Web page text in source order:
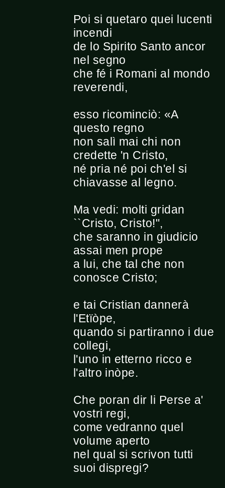
Poi si quetaro quei lucenti
incendi
de lo Spirito Santo ancor
nel segno
che fé i Romani al mondo
reverendi,
esso ricominciò: «A
questo regno
non salì mai chi non
credette 'n Cristo,
né pria né poi ch'el si
chiavasse al legno.
Ma vedi: molti gridan
``Cristo, Cristo!",
che saranno in giudicio
assai men prope
a lui, che tal che non
conosce Cristo;
e tai Cristian dannerà
l'Etïòpe,
quando si partiranno i due
collegi,
l'uno in etterno ricco e
l'altro inòpe.
Che poran dir li Perse a'
vostri regi,
come vedranno quel
volume aperto
nel qual si scrivon tutti
suoi dispregi?